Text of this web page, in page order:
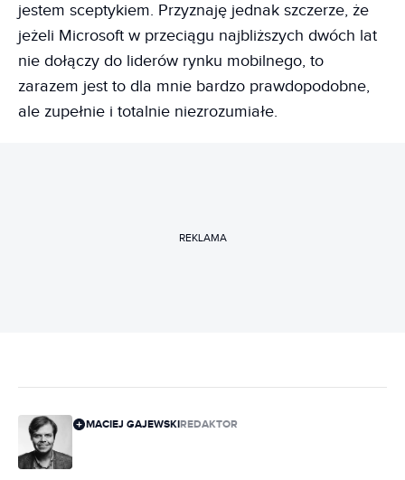
jestem sceptykiem. Przyznaję jednak szczerze, że
jeżeli Microsoft w przeciągu najbliższych dwóch lat
nie dołączy do liderów rynku mobilnego, to
zarazem jest to dla mnie bardzo prawdopodobne,
ale zupełnie i totalnie niezrozumiałe.
REKLAMA
MACIEJ GAJEWSKIREDAKTOR